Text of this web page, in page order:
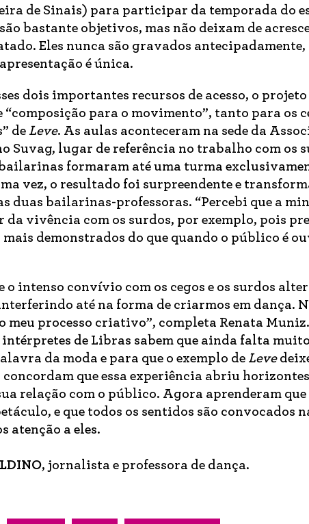
de Sinais) para participar da temporada do
bastante objetivos, mas não deixam de
Eles nunca são gravados antecipadamente,
é única.
dois importantes recursos de acesso, o
“composição para o movimento”, tanto para os
de Leve. As aulas aconteceram na sede da
Suvag, lugar de referência no trabalho com os
formaram até uma turma
vez, o resultado foi surpreendente e
duas bailarinas-professoras. “Percebi que a
vivência com os surdos, por exemplo, pois
demonstrados do que quando o público é
o intenso convívio com os cegos e os surdos
até na forma de criarmos em dança.
meu processo criativo”, completa Renata
de Libras sabem que ainda falta
da moda e para que o exemplo de Leve
que essa experiência abriu
relação com o público. Agora aprenderam
e que todos os sentidos são convocados
atenção a eles.
, jornalista e professora de dança.